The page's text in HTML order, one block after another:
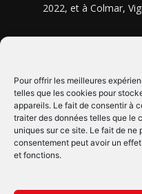
Pour offrir les meilleures
telles que les cookies pour
appareils. Le fait de consentir à
traiter des données telles que le
uniques sur ce site. Le fait de ne
consentement peut avoir un
et fonctions.
2022, et à Colmar,